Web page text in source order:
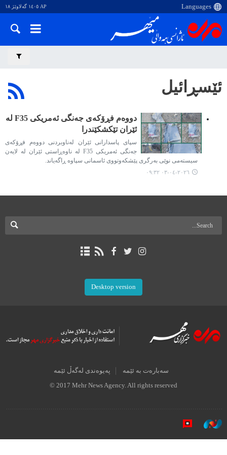
AP ١٤٠٥ گەلاوێژ ١٨
ئێسڕائیل
دووەم فڕۆکەی جەنگی ئەمریکی F35 لە
ئێران تێکشکێندرا
سپای پاسدارانی ئێران لەناوبردنی دووەم فڕۆکەی
جەنگی ئەمریکی F35 لە ناوەڕاستی ئێران لە لایەن
سیستەمی نوێی بەرگری پێشکەوتووی ئاسمانی سپاوە ڕاگەیاند.
٢٠٢٦-٠٤-٠٣ ٠٩:٣٢
Desktop version
سەبارەت بە ئێمە پەیوەندی لەگەڵ ئێمە
© 2017 Mehr News Agency. All rights reserved